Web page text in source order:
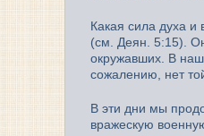
Какая сила духа и
(см. Деян. 5:15).
окружавших. В
сожалению, нет
В эти дни мы
вражескую